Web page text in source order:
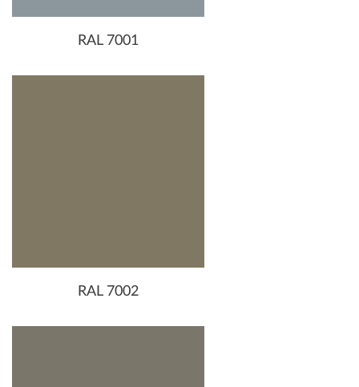
RAL 7001
RAL 7002